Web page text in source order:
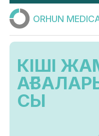
ORHUN
КІШІ
СЫ